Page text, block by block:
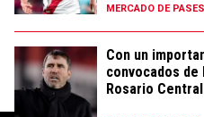
MERCADO DE
Con un
convocados
Rosario Central